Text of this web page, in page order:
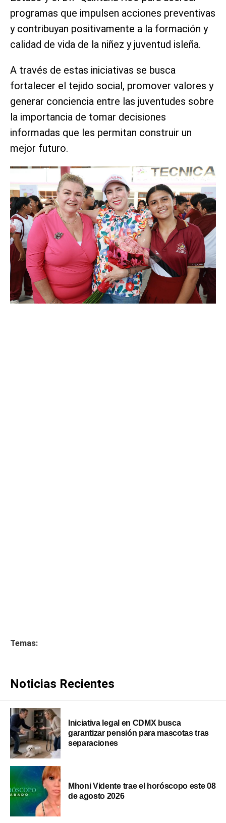
programas que impulsen acciones preventivas
y contribuyan positivamente a la formación y
calidad de vida de la niñez y juventud isleña.
A través de estas iniciativas se busca
fortalecer el tejido social, promover valores y
generar conciencia entre las juventudes sobre
la importancia de tomar decisiones
informadas que les permitan construir un
mejor futuro.
Temas:
Noticias Recientes
Iniciativa legal en CDMX busca
garantizar pensión para mascotas tras
separaciones
Mhoni Vidente trae el horóscopo este 08
de agosto 2026